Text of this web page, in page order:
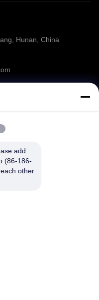
Hunan, China
add
(86-186-
other